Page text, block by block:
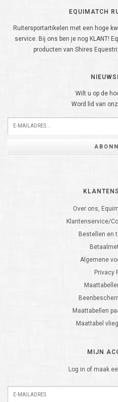
EQUIMATCH
Ruitersportartikelen met een hoge
service. Bij ons ben je nog KLANT!
producten van Shires
Wilt u op de
Word lid van
Over ons,
Klantenservice/
Bestellen en
Algemene
Privacy
Maattabellen
Maattabel
MIJN
Log in of maak